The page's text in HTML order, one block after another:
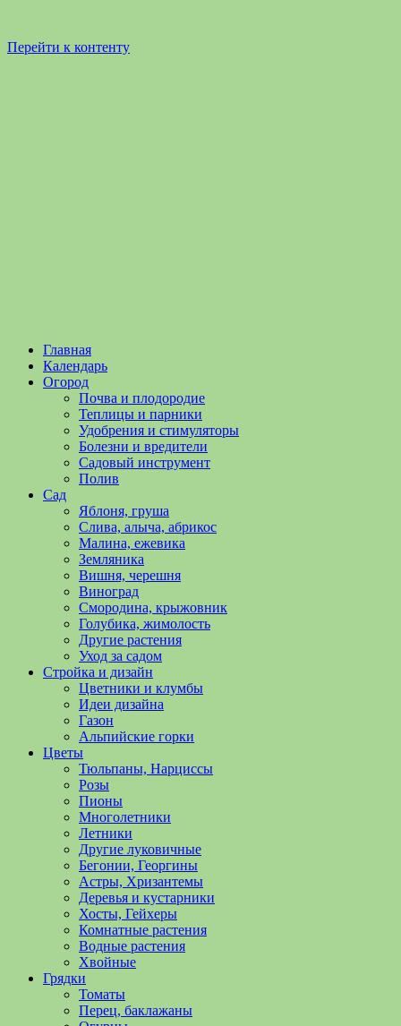
Перейти к контенту
Садоводство
Огородничество
Садоводство
огородничество
полезные
уходу
овощами,
растениями
Поможем
обустройстве
выращивании
Главная
Календарь
Огород
Почва и плодородие
Теплицы и парники
Удобрения и стимуляторы
Болезни и вредители
Садовый инструмент
Полив
Сад
Яблоня, груша
Слива, алыча, абрикос
Малина, ежевика
Земляника
Вишня, черешня
Виноград
Смородина, крыжовник
Голубика, жимолость
Другие растения
Уход за садом
Стройка и дизайн
Цветники и клумбы
Идеи дизайна
Газон
Альпийские горки
Цветы
Тюльпаны, Нарциссы
Розы
Пионы
Многолетники
Летники
Другие луковичные
Бегонии, Георгины
Астры, Хризантемы
Деревья и кустарники
Хосты, Гейхеры
Комнатные растения
Водные растения
Хвойные
Грядки
Томаты
Перец, баклажаны